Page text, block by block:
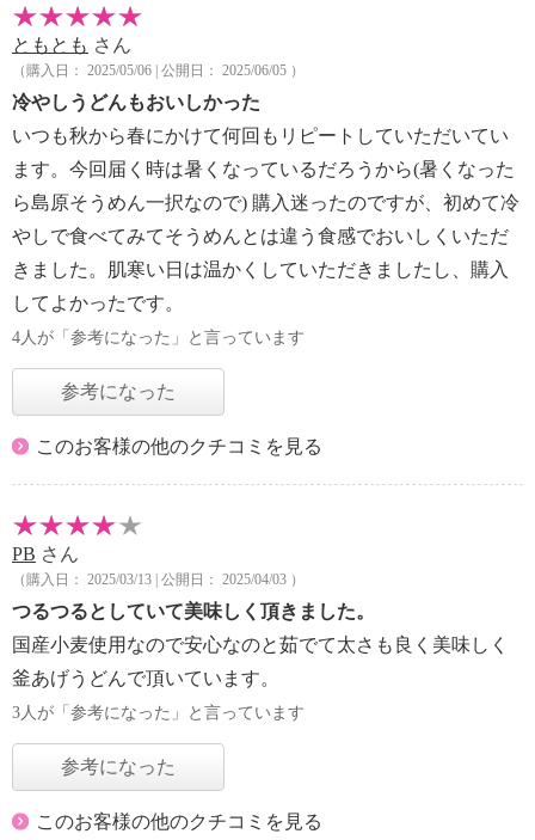
ともとも さん
（購入日： 2025/05/06 | 公開日： 2025/06/05 ）
冷やしうどんもおいしかった
いつも秋から春にかけて何回もリピートしていただいてい
ます。今回届く時は暑くなっているだろうから(暑くなった
ら島原そうめん一択なので) 購入迷ったのですが、初めて冷
やしで食べてみてそうめんとは違う食感でおいしくいただ
きました。肌寒い日は温かくしていただきましたし、購入
してよかったです。
4人が「参考になった」と言っています
参考になった
このお客様の他のクチコミを見る
PB さん
（購入日： 2025/03/13 | 公開日： 2025/04/03 ）
つるつるとしていて美味しく頂きました。
国産小麦使用なので安心なのと茹でて太さも良く美味しく
釜あげうどんで頂いています。
3人が「参考になった」と言っています
参考になった
このお客様の他のクチコミを見る